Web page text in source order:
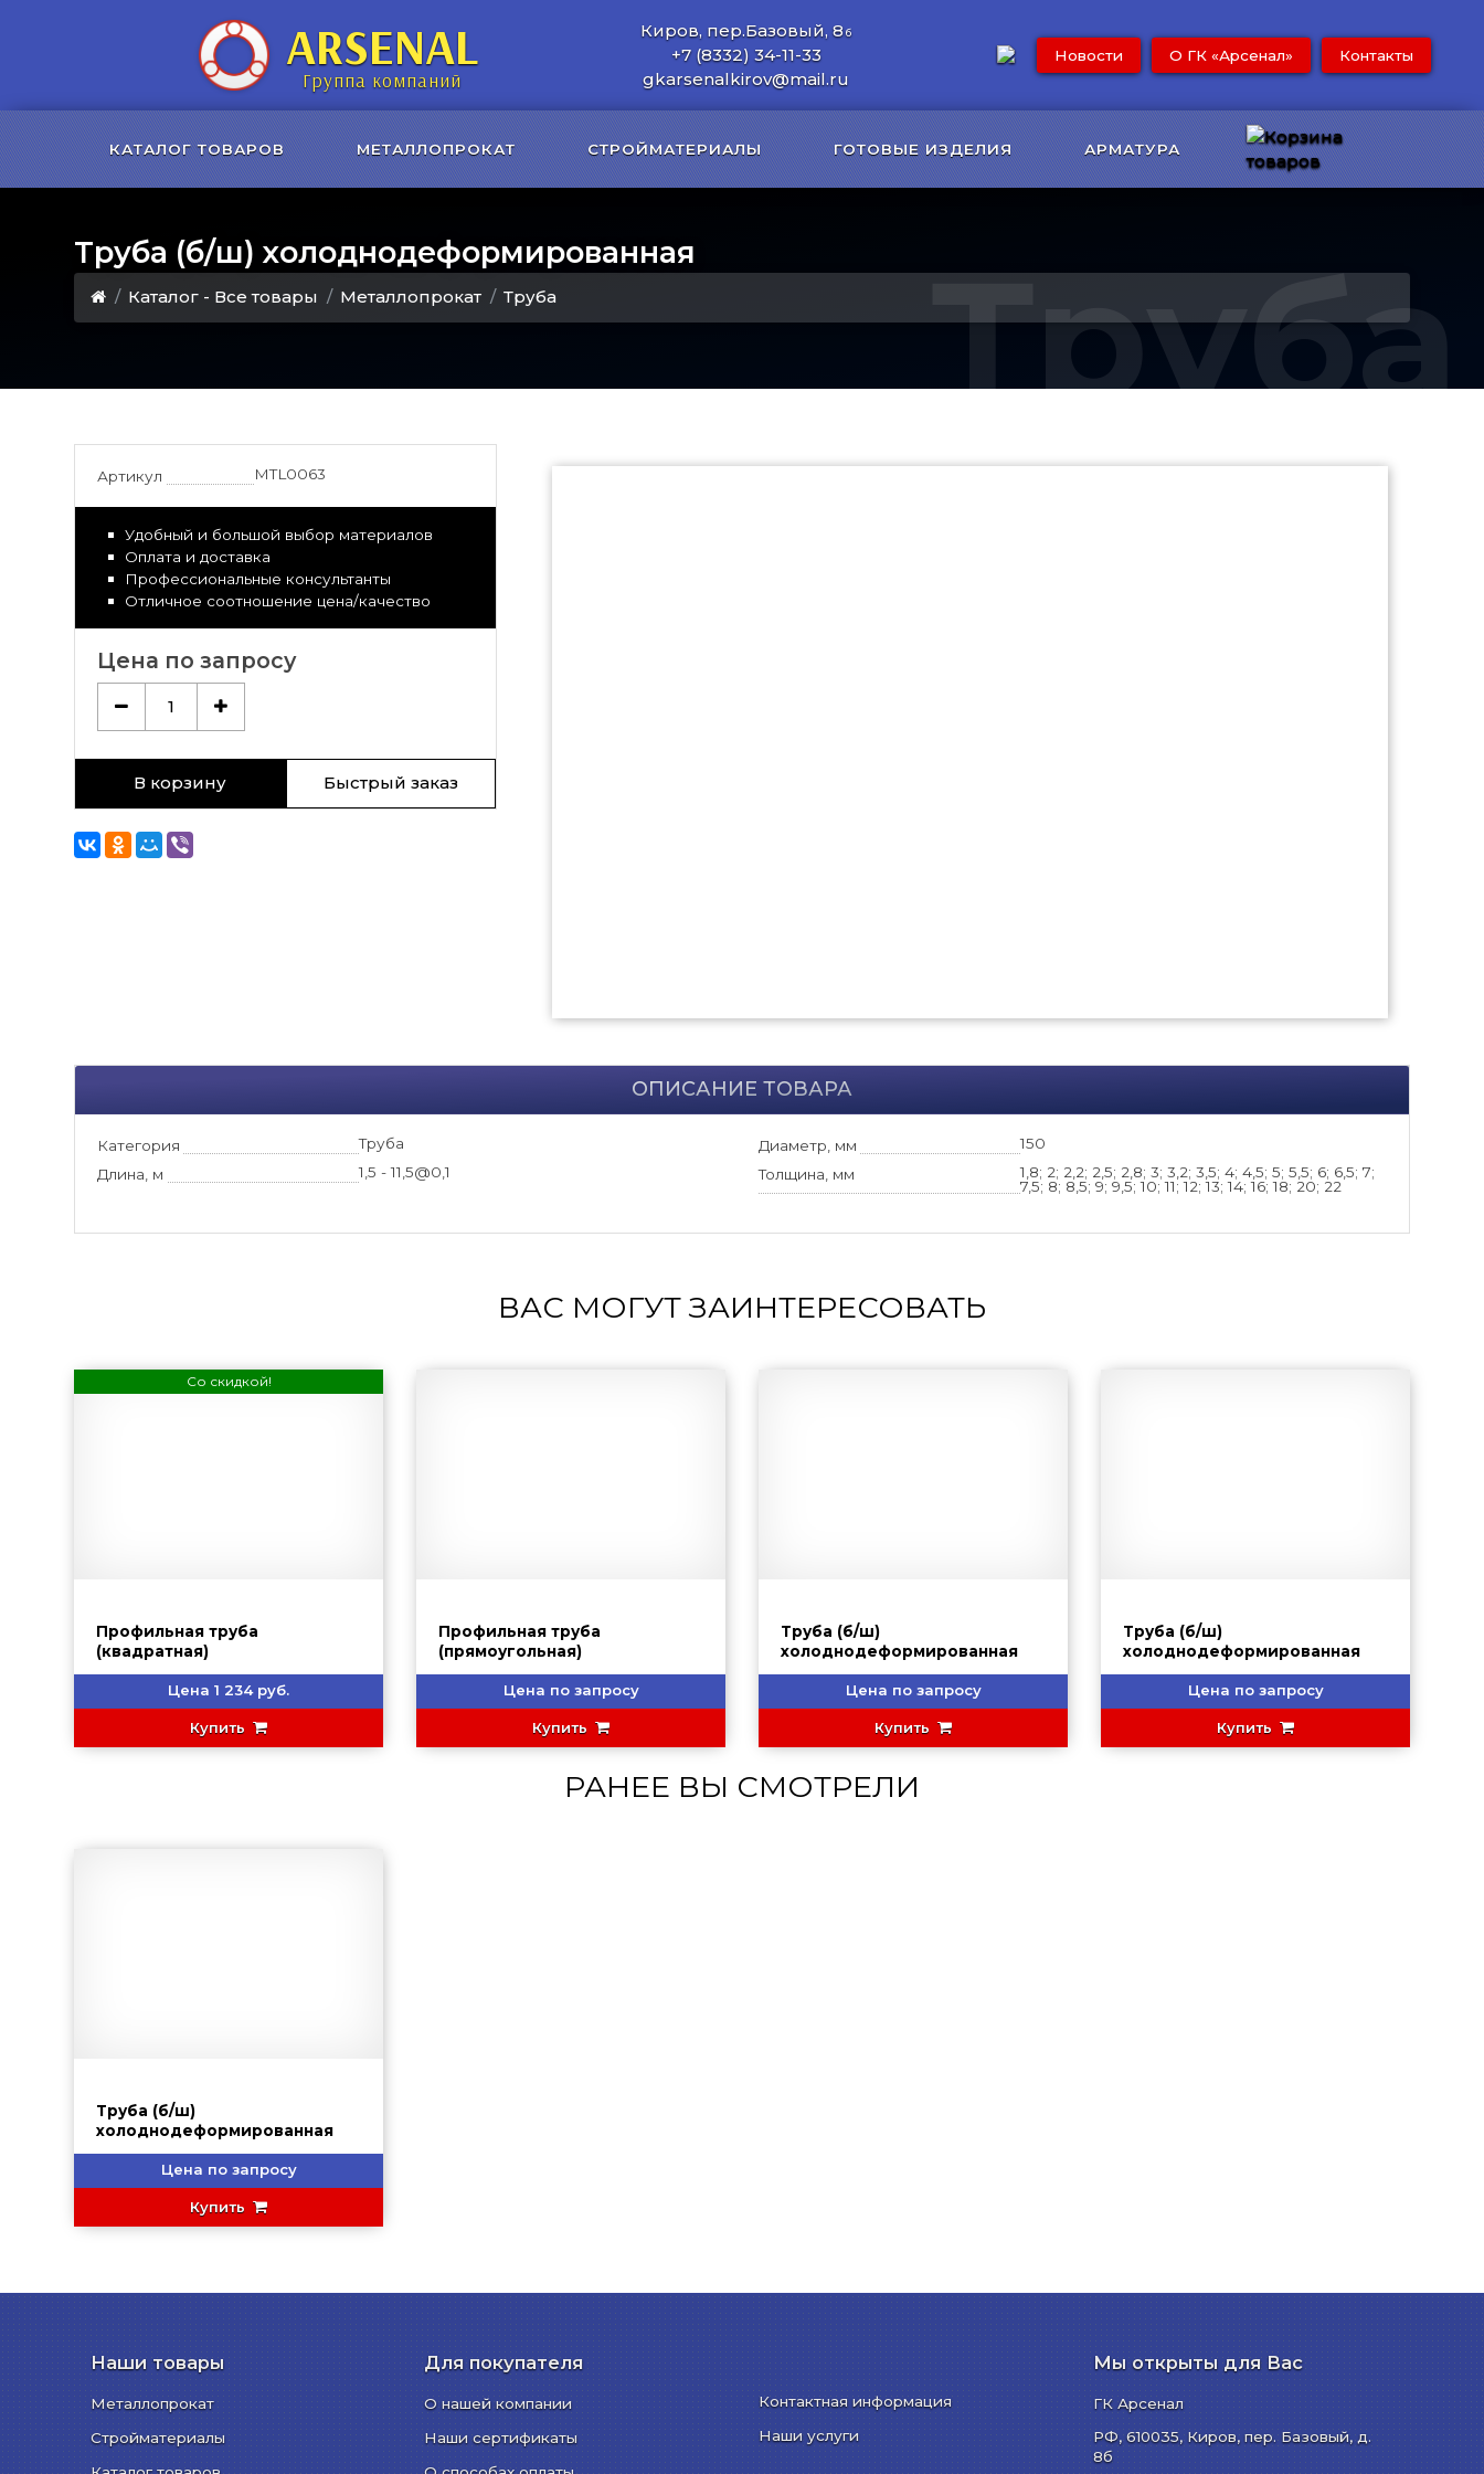
ARSENAL
Группа компаний
Киров, пер.Базовый, 8б
+7 (8332) 34-11-33
gkarsenalkirov@mail.ru
Новости О ГК «Арсенал» Контакты
КАТАЛОГ ТОВАРОВ МЕТАЛЛОПРОКАТ СТРОЙМАТЕРИАЛЫ ГОТОВЫЕ ИЗДЕЛИЯ АРМАТУРА
Труба
Труба (б/ш) холоднодеформированная
Каталог - Все товары Металлопрокат Труба
Артикул MTL0063
Удобный и большой выбор материалов
Оплата и доставка
Профессиональные консультанты
Отличное соотношение цена/качество
Цена по запросу
1
В корзину Быстрый заказ
ОПИСАНИЕ ТОВАРА
Категория Труба Диаметр, мм
150
Длина, м
1,5 - 11,5@0,1 Толщина, мм
1,8; 2; 2,2; 2,5; 2,8; 3; 3,2; 3,5; 4; 4,5; 5; 5,5; 6; 6,5; 7;
7,5; 8; 8,5; 9; 9,5; 10; 11; 12; 13; 14; 16; 18; 20; 22
ВАС МОГУТ ЗАИНТЕРЕСОВАТЬ
Со скидкой!
Профильная труба
(квадратная)
Цена 1 234 руб.
Купить
Профильная труба
(прямоугольная)
Цена по запросу
Купить
Труба (б/ш)
холоднодеформированная
Цена по запросу
Купить
Труба (б/ш)
холоднодеформированная
Цена по запросу
Купить
РАНЕЕ ВЫ СМОТРЕЛИ
Труба (б/ш)
холоднодеформированная
Цена по запросу
Купить
Наши товары
Металлопрокат
Стройматериалы
Для покупателя
О нашей компании
Наши сертификаты
Контактная информация
Наши услуги
Мы открыты для Вас
ГК Арсенал
РФ, 610035, Киров, пер. Базовый, д.
8б